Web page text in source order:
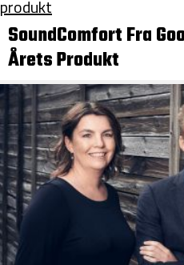
SoundComfort Fra
Årets Produkt